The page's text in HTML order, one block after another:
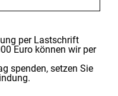
per Lastschrift
Euro können wir per
spenden, setzen Sie